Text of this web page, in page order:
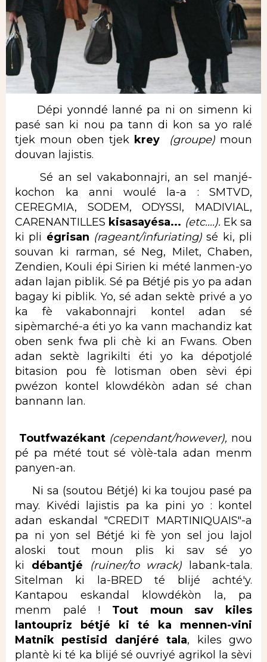
Dépi yonndé lanné pa ni on simenn ki
pasé san ki nou pa tann di kon sa yo ralé
tjek moun oben tjek krey (groupe) moun
douvan lajistis.
Sé an sel vakabonnajri, an sel manjé-
kochon ka anni woulé la-a : SMTVD,
CEREGMIA, SODEM, ODYSSI, MADIVIAL,
CARENANTILLES kisasayésa... (etc....). Ek sa
ki pli égrisan (rageant/infuriating)sé ki, pli
souvan ki rarman, sé Neg, Milet, Chaben,
Zendien, Kouli épi Sirien ki mété lanmen-yo
adan lajan piblik. Sé pa Bétjé pis yo pa adan
bagay ki piblik. Yo, sé adan sektè privé a yo
ka fè vakabonnajri kontel adan sé
sipèmarché-a éti yo ka vann machandiz kat
oben senk fwa pli chè ki an Fwans. Oben
adan sektè lagrikilti éti yo ka dépotjolé
bitasion pou fè lotisman oben sèvi épi
pwézon kontel klowdékòn adan sé chan
bannann lan.
Toutfwazékant (cependant/however), nou
pé pa mété tout sé vòlè-tala adan menm
panyen-an.
Ni sa (soutou Bétjé) ki ka toujou pasé pa
may. Kivédi lajistis pa ka pini yo : kontel
adan eskandal "CREDIT MARTINIQUAIS"-a
pa ni yon sel Bétjé ki fè yon sel jou lajol
aloski tout moun plis ki sav sé yo
ki débantjé (ruiner/to wrack)
labank-tala.
Sitelman ki la-BRED té blijé achté'y.
Kantapou eskandal klowdékòn la, pa
menm palé ! Tout moun sav kiles
lantoupriz bétjé ki té ka mennen-vini
Matnik pestisid danjéré tala, kiles gwo
plantè ki té ka blijé sé ouvriyé agrikol la sèvi